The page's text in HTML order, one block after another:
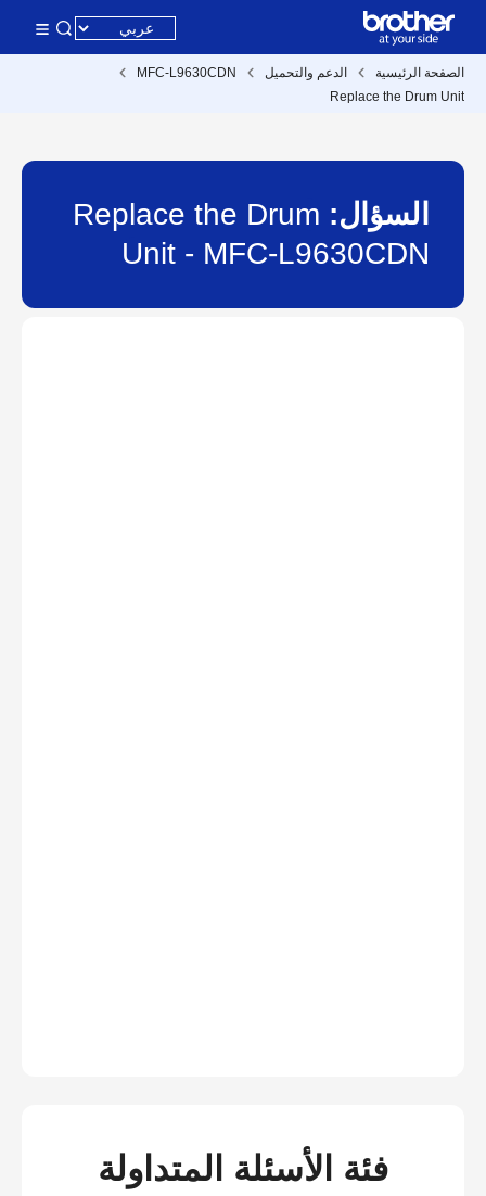
الصفحة الرئيسية الدعم والتحميل
MFC-L9630CDN
Replace the Drum Unit
السؤال:
Replace the Drum
Unit - MFC-L9630CDN
فئة الأسئلة المتداولة